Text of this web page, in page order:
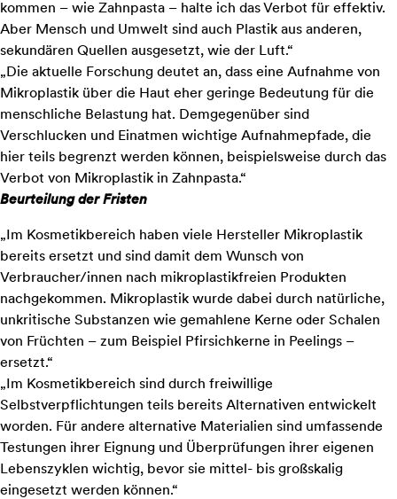
kommen – wie Zahnpasta – halte ich das Verbot für effektiv.
Aber Mensch und Umwelt sind auch Plastik aus anderen,
sekundären Quellen ausgesetzt, wie der Luft.“
„Die aktuelle Forschung deutet an, dass eine Aufnahme von
Mikroplastik über die Haut eher geringe Bedeutung für die
menschliche Belastung hat. Demgegenüber sind
Verschlucken und Einatmen wichtige Aufnahmepfade, die
hier teils begrenzt werden können, beispielsweise durch das
Verbot von Mikroplastik in Zahnpasta.“
Beurteilung der Fristen
„Im Kosmetikbereich haben viele Hersteller Mikroplastik
bereits ersetzt und sind damit dem Wunsch von
Verbraucher/innen nach mikroplastikfreien Produkten
nachgekommen. Mikroplastik wurde dabei durch natürliche,
unkritische Substanzen wie gemahlene Kerne oder Schalen
von Früchten – zum Beispiel Pfirsichkerne in Peelings –
ersetzt.“
„Im Kosmetikbereich sind durch freiwillige
Selbstverpflichtungen teils bereits Alternativen entwickelt
worden. Für andere alternative Materialien sind umfassende
Testungen ihrer Eignung und Überprüfungen ihrer eigenen
Lebenszyklen wichtig, bevor sie mittel- bis großskalig
eingesetzt werden können.“